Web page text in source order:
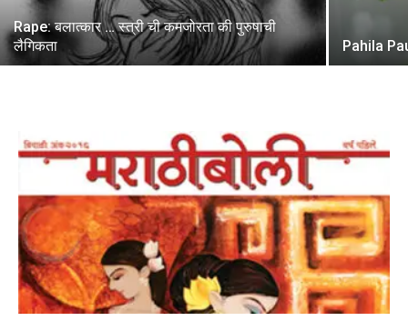
Rape: बलात्कार … स्त्री ची कमजोरता की पुरुषाची
लैगिकता
Pahila